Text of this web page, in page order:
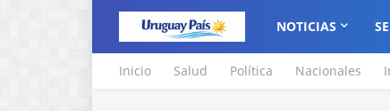
NOTICIAS
Inicio Salud Política Nacionales